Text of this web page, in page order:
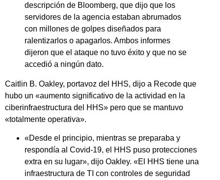
descripción de Bloomberg, que dijo que los
servidores de la agencia estaban abrumados
con millones de golpes diseñados para
ralentizarlos o apagarlos. Ambos informes
dijeron que el ataque no tuvo éxito y que no se
accedió a ningún dato.
Caitlin B. Oakley, portavoz del HHS, dijo a Recode que
hubo un «aumento significativo de la actividad en la
ciberinfraestructura del HHS» pero que se mantuvo
«totalmente operativa».
«Desde el principio, mientras se preparaba y
respondía al Covid-19, el HHS puso protecciones
extra en su lugar», dijo Oakley. «El HHS tiene una
infraestructura de TI con controles de seguridad